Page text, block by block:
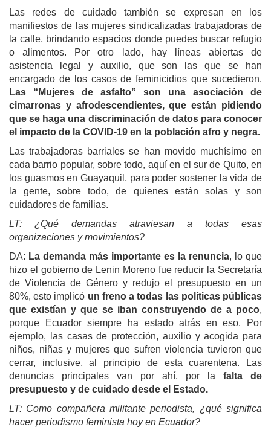
Las redes de cuidado también se expresan en los
manifiestos de las mujeres sindicalizadas trabajadoras de
la calle, brindando espacios donde puedes buscar refugio
o alimentos. Por otro lado, hay líneas abiertas de
asistencia legal y auxilio, que son las que se han
encargado de los casos de feminicidios que sucedieron.
Las “Mujeres de asfalto” son una asociación de
cimarronas y afrodescendientes, que están pidiendo
que se haga una discriminación de datos para conocer
el impacto de la COVID-19 en la población afro y negra.
Las trabajadoras barriales se han movido muchísimo en
cada barrio popular, sobre todo, aquí en el sur de Quito, en
los guasmos en Guayaquil, para poder sostener la vida de
la gente, sobre todo, de quienes están solas y son
cuidadores de familias.
LT: ¿Qué demandas atraviesan a todas esas
organizaciones y movimientos?
DA: La demanda más importante es la renuncia, lo que
hizo el gobierno de Lenin Moreno fue reducir la Secretaría
de Violencia de Género y redujo el presupuesto en un
80%, esto implicó un freno a todas las políticas públicas
que existían y que se iban construyendo de a poco,
porque Ecuador siempre ha estado atrás en eso. Por
ejemplo, las casas de protección, auxilio y acogida para
niños, niñas y mujeres que sufren violencia tuvieron que
cerrar, inclusive, al principio de esta cuarentena. Las
denuncias principales van por ahí, por la falta de
presupuesto y de cuidado desde el Estado.
LT: Como compañera militante periodista, ¿qué significa
hacer periodismo feminista hoy en Ecuador?